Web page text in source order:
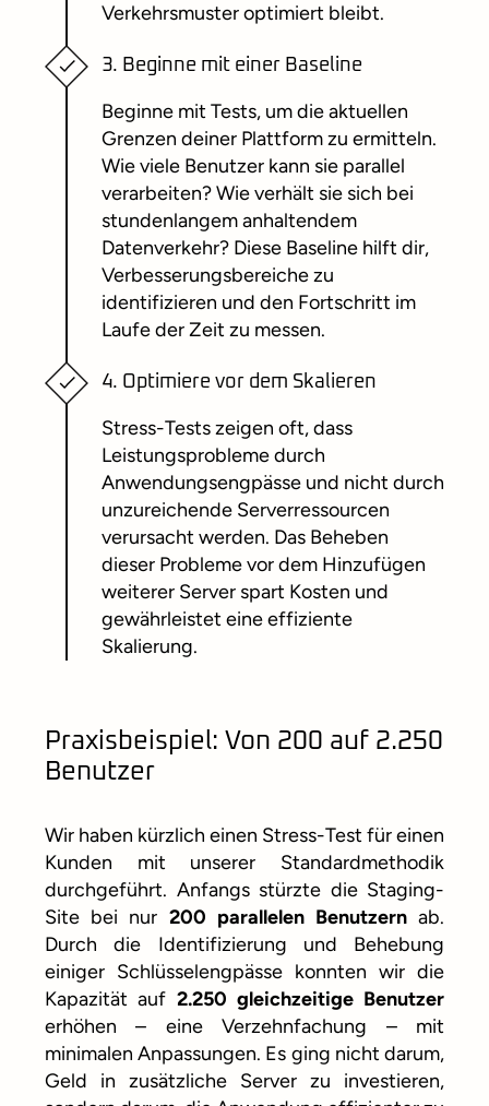
Verkehrsmuster optimiert bleibt.
3. Beginne mit einer Baseline
Beginne mit Tests, um die aktuellen
Grenzen deiner Plattform zu ermitteln.
Wie viele Benutzer kann sie parallel
verarbeiten? Wie verhält sie sich bei
stundenlangem anhaltendem
Datenverkehr? Diese Baseline hilft dir,
Verbesserungsbereiche zu
identifizieren und den Fortschritt im
Laufe der Zeit zu messen.
4. Optimiere vor dem Skalieren
Stress-Tests zeigen oft, dass
Leistungsprobleme durch
Anwendungsengpässe und nicht durch
unzureichende Serverressourcen
verursacht werden. Das Beheben
dieser Probleme vor dem Hinzufügen
weiterer Server spart Kosten und
gewährleistet eine effiziente
Skalierung.
Praxisbeispiel: Von 200 auf 2.250
Benutzer
Wir haben kürzlich einen Stress-Test für einen
Kunden mit unserer Standardmethodik
durchgeführt. Anfangs stürzte die Staging-
Site bei nur 200 parallelen Benutzernab.
Durch die Identifizierung und Behebung
einiger Schlüsselengpässe konnten wir die
Kapazität auf 2.250 gleichzeitige Benutzer
erhöhen – eine Verzehnfachung – mit
minimalen Anpassungen. Es ging nicht darum,
Geld in zusätzliche Server zu investieren,